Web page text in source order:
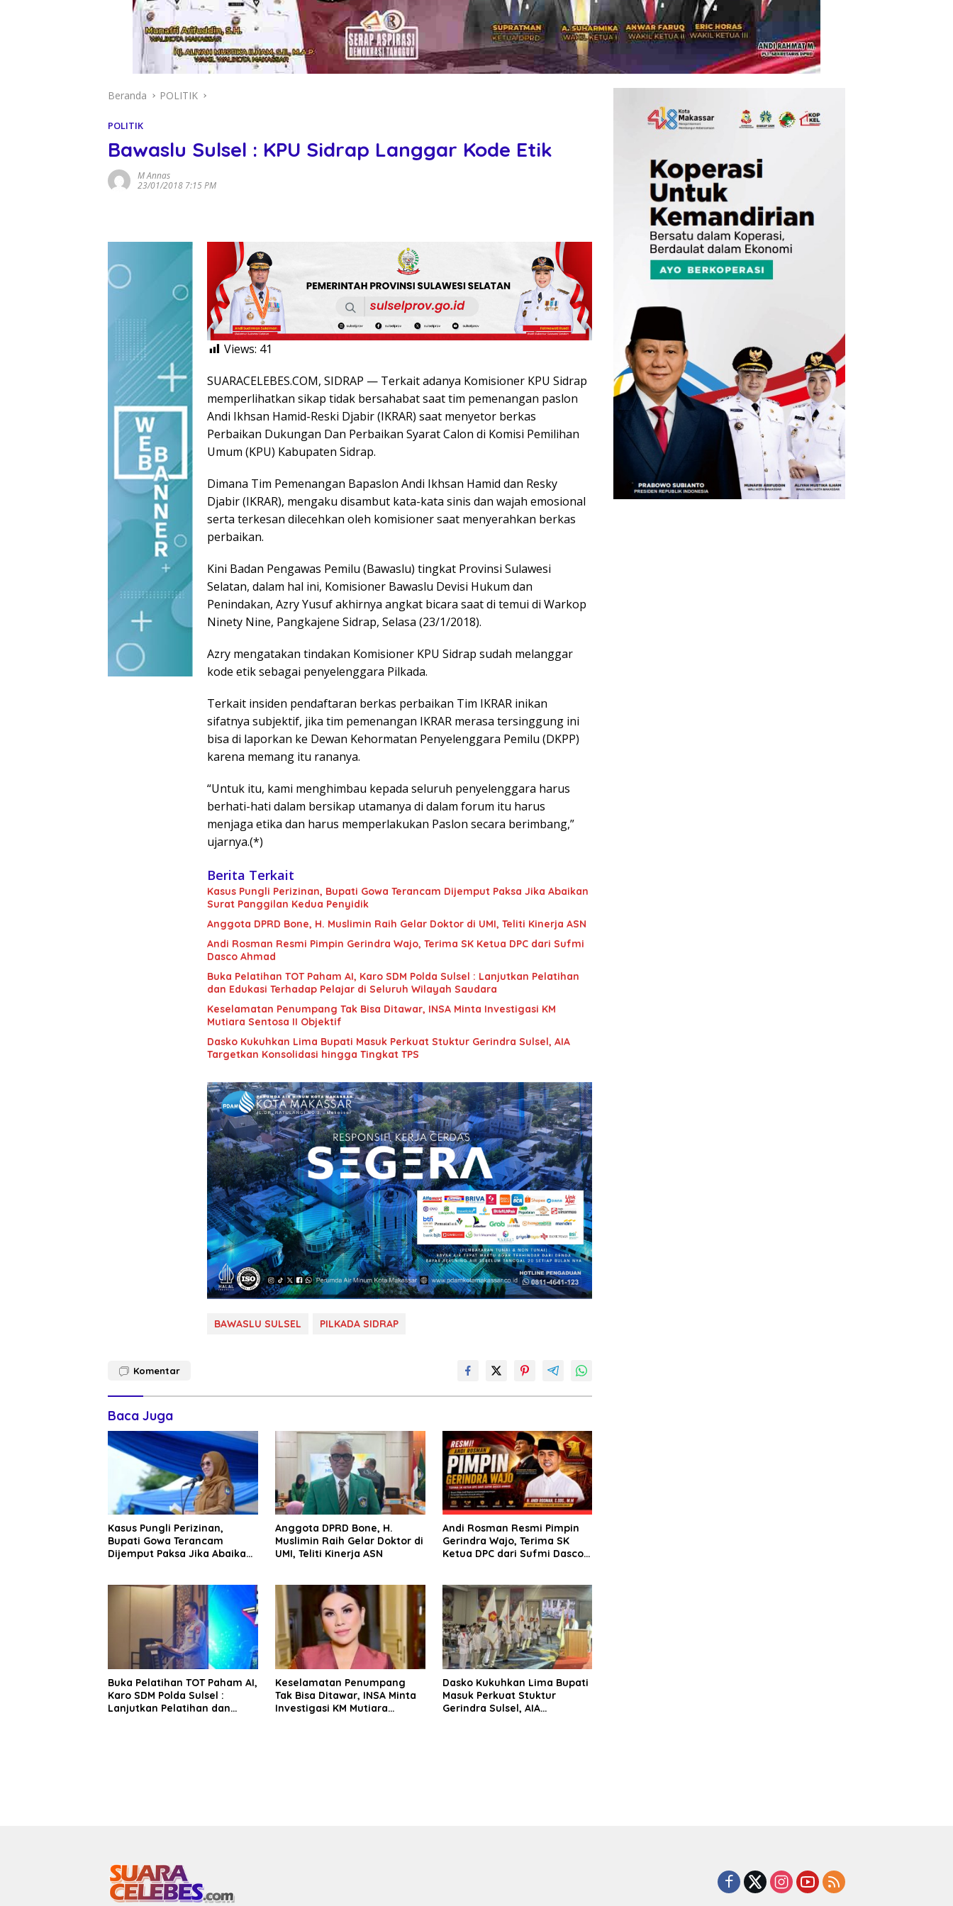
Beranda POLITIK
POLITIK
Bawaslu Sulsel : KPU Sidrap Langgar Kode Etik
M Annas
23/01/2018 7:15 PM
Views: 41
SUARACELEBES.COM, SIDRAP — Terkait adanya Komisioner KPU Sidrap
memperlihatkan sikap tidak bersahabat saat tim pemenangan paslon
Andi Ikhsan Hamid-Reski Djabir (IKRAR) saat menyetor berkas
Perbaikan Dukungan Dan Perbaikan Syarat Calon di Komisi Pemilihan
Umum (KPU) Kabupaten Sidrap.
Dimana Tim Pemenangan Bapaslon Andi Ikhsan Hamid dan Resky
Djabir (IKRAR), mengaku disambut kata-kata sinis dan wajah emosional
serta terkesan dilecehkan oleh komisioner saat menyerahkan berkas
perbaikan.
Kini Badan Pengawas Pemilu (Bawaslu) tingkat Provinsi Sulawesi
Selatan, dalam hal ini, Komisioner Bawaslu Devisi Hukum dan
Penindakan, Azry Yusuf akhirnya angkat bicara saat di temui di Warkop
Ninety Nine, Pangkajene Sidrap, Selasa (23/1/2018).
Azry mengatakan tindakan Komisioner KPU Sidrap sudah melanggar
kode etik sebagai penyelenggara Pilkada.
Terkait insiden pendaftaran berkas perbaikan Tim IKRAR inikan
sifatnya subjektif, jika tim pemenangan IKRAR merasa tersinggung ini
bisa di laporkan ke Dewan Kehormatan Penyelenggara Pemilu (DKPP)
karena memang itu rananya.
“Untuk itu, kami menghimbau kepada seluruh penyelenggara harus
berhati-hati dalam bersikap utamanya di dalam forum itu harus
menjaga etika dan harus memperlakukan Paslon secara berimbang,”
ujarnya.(*)
Berita Terkait
Kasus Pungli Perizinan, Bupati Gowa Terancam Dijemput Paksa Jika Abaikan
Surat Panggilan Kedua Penyidik
Anggota DPRD Bone, H. Muslimin Raih Gelar Doktor di UMI, Teliti Kinerja ASN
Andi Rosman Resmi Pimpin Gerindra Wajo, Terima SK Ketua DPC dari Sufmi
Dasco Ahmad
Buka Pelatihan TOT Paham AI, Karo SDM Polda Sulsel : Lanjutkan Pelatihan
dan Edukasi Terhadap Pelajar di Seluruh Wilayah Saudara
Keselamatan Penumpang Tak Bisa Ditawar, INSA Minta Investigasi KM
Mutiara Sentosa II Objektif
Dasko Kukuhkan Lima Bupati Masuk Perkuat Stuktur Gerindra Sulsel, AIA
Targetkan Konsolidasi hingga Tingkat TPS
BAWASLU SULSEL PILKADA SIDRAP
Komentar
Baca Juga
Kasus Pungli Perizinan,
Bupati Gowa Terancam
Dijemput Paksa Jika Abaikan
Anggota DPRD Bone, H.
Muslimin Raih Gelar Doktor di
UMI, Teliti Kinerja ASN
Andi Rosman Resmi Pimpin
Gerindra Wajo, Terima SK
Ketua DPC dari Sufmi Dasco
Buka Pelatihan TOT Paham AI,
Karo SDM Polda Sulsel :
Lanjutkan Pelatihan dan
Keselamatan Penumpang
Tak Bisa Ditawar, INSA Minta
Investigasi KM Mutiara
Dasko Kukuhkan Lima Bupati
Masuk Perkuat Stuktur
Gerindra Sulsel, AIA